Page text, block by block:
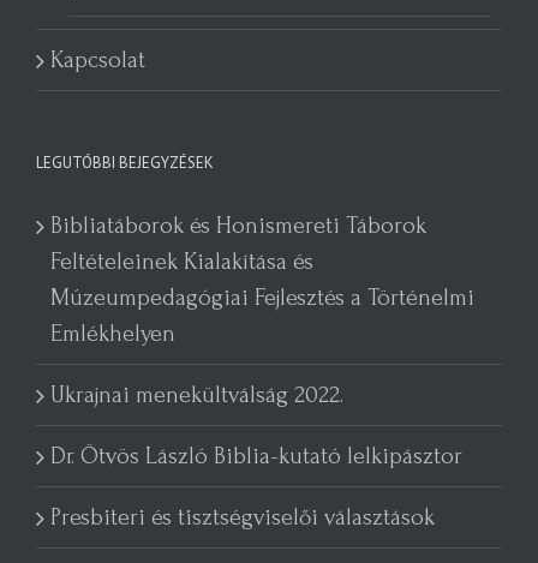
Kapcsolat
LEGUTÓBBI BEJEGYZÉSEK
Bibliatáborok és Honismereti Táborok
Feltételeinek Kialakítása és
Múzeumpedagógiai Fejlesztés a Történelmi
Emlékhelyen
Ukrajnai menekültválság 2022.
Dr. Ötvös László Biblia-kutató lelkipásztor
Presbiteri és tisztségviselői választások